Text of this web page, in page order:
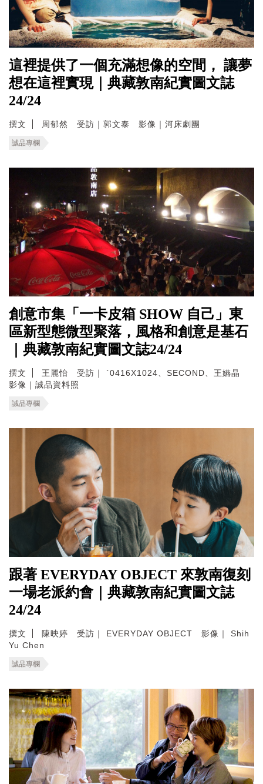
這裡提供了一個充滿想像的空間， 讓夢
想在這裡實現｜典藏敦南紀實圖文誌
24/24
撰文 周郁然 受訪｜郭文泰 影像｜河床劇團
誠品專欄
創意市集「一卡皮箱 SHOW 自己」東
區新型態微型聚落，風格和創意是基石
｜典藏敦南紀實圖文誌24/24
撰文
王麗怡 受訪｜ `0416X1024、SECOND、王嬿晶
影像｜誠品資料照
誠品專欄
跟著 EVERYDAY OBJECT 來敦南復刻
一場老派約會｜典藏敦南紀實圖文誌
24/24
撰文
陳映婷 受訪｜ EVERYDAY OBJECT 影像｜ Shih
Yu Chen
誠品專欄